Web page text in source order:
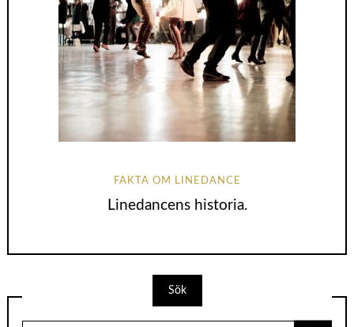
FAKTA OM LINEDANCE
Linedancens historia.
Sök